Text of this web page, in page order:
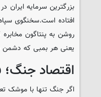
بزرگترین سرمایه ایران
افتاده است.سخنگوی
روشن به پنتاگون
یعنی هر بمبی که دشمن
اقتصاد جنگ؛
اگر جنگ تنها با موشک